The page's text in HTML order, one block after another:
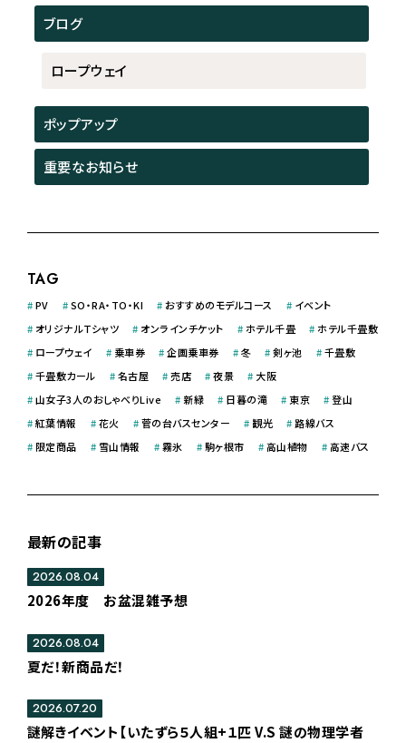
ブログ
ロープウェイ
ポップアップ
重要なお知らせ
TAG
#PV #SO・RA・TO・KI #おすすめのモデルコース # イベント
# オリジナルＴシャツ # オンラインチケット # ホテル千畳 # ホテル千畳敷
# ロープウェイ # 乗車券 #企画乗車券 #冬 #剣ヶ池 #千畳敷
#千畳敷カール #名古屋 #売店 #夜景 # 大阪
#山女子3人のおしゃべりLive # 新緑 # 日暮の滝 #東京 #登山
#紅葉情報 #花火 #菅の台バスセンター # 観光 # 路線バス
# 限定商品 # 雪山情報 #霧氷 #駒ヶ根市 #高山植物 #高速バス
最新の記事
2026年度 お盆混雑予想
2026.08.04
夏だ！新商品だ！
2026.08.04
謎解きイベント【いたずら５人組+１匹 V.S 謎の物理学者
2026.07.20